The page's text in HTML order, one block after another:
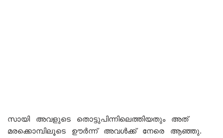
സായി അവളുടെ തൊട്ടുപിന്നിലെത്തിയതും അത്
മരക്കൊമ്പിലൂടെ ഊർന്ന് അവൾക്ക് നേരെ ആഞ്ഞു.